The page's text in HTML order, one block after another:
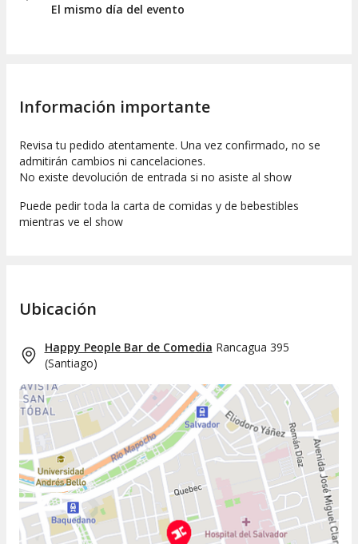
El mismo día del evento
Información importante
Revisa tu pedido atentamente. Una vez confirmado, no se
admitirán cambios ni cancelaciones.
No existe devolución de entrada si no asiste al show
Puede pedir toda la carta de comidas y de bebestibles
mientras ve el show
Ubicación
Happy People Bar de Comedia Rancagua 395
(Santiago)